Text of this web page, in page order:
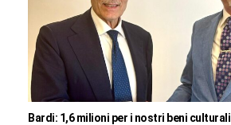
Bardi: 1,6 milioni per i nostri beni culturali